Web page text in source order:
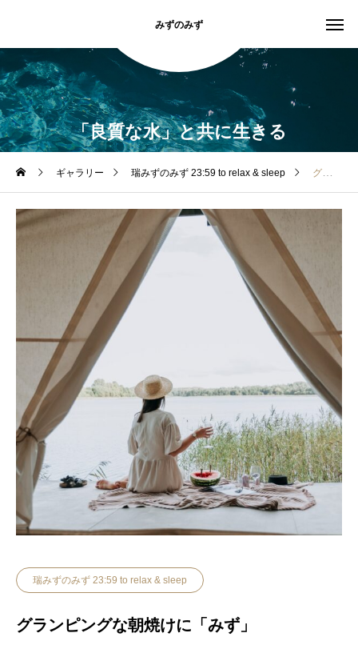
みずのみず
「良質な水」と共に生きる
ギャラリー 瑞みずのみず 23:59 to relax & sleep グランピングな朝焼けに「みず」
瑞みずのみず 23:59 to relax & sleep
グランピングな朝焼けに「みず」